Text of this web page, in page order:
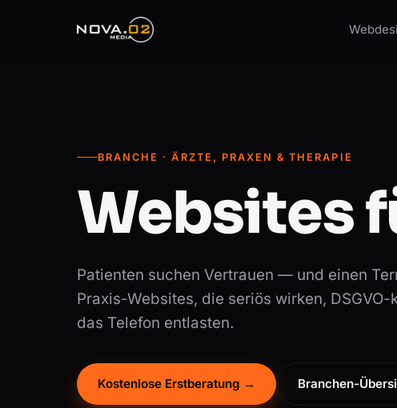
BRANCHE · ÄRZTE, PRAXEN & THERAPIE
Websites
Patienten suchen Vertrauen — und einen
Praxis-Websites, die seriös wirken, DSGVO-
das Telefon entlasten.
Kostenlose Erstberatung → Branchen-